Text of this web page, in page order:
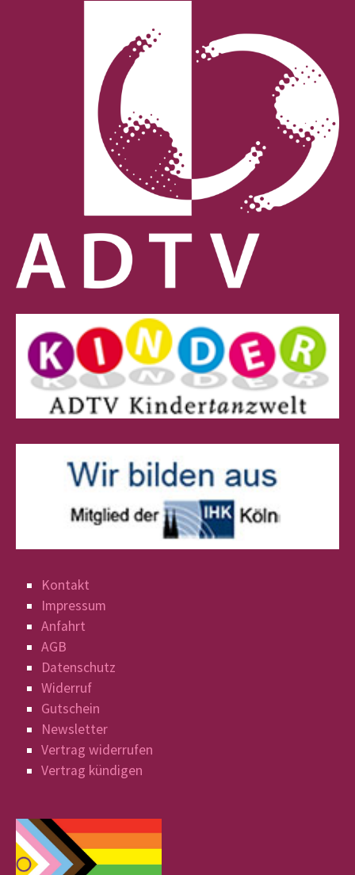
Kontakt
Impressum
Anfahrt
AGB
Datenschutz
Widerruf
Gutschein
Newsletter
Vertrag widerrufen
Vertrag kündigen